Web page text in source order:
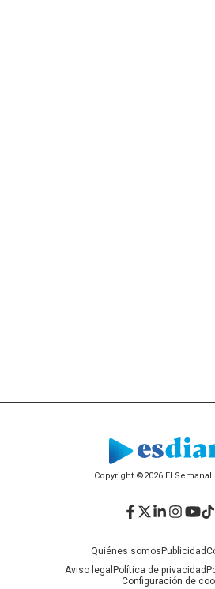
Copyright ©2026 El Semanal
Quiénes somosPublicidad
Aviso legal Política de privacidad
Configuración de
Facebook
Twitter